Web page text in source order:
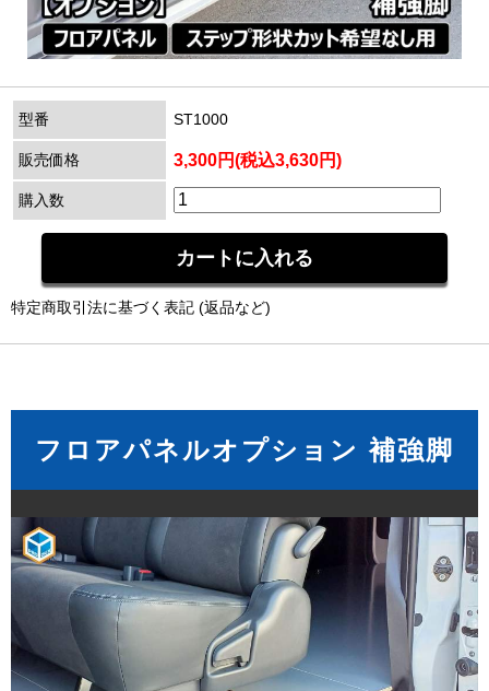
型番 ST1000
販売価格 3,300円(税込3,630円)
購入数
特定商取引法に基づく表記 (返品など)
フロアパネルオプション 補強脚